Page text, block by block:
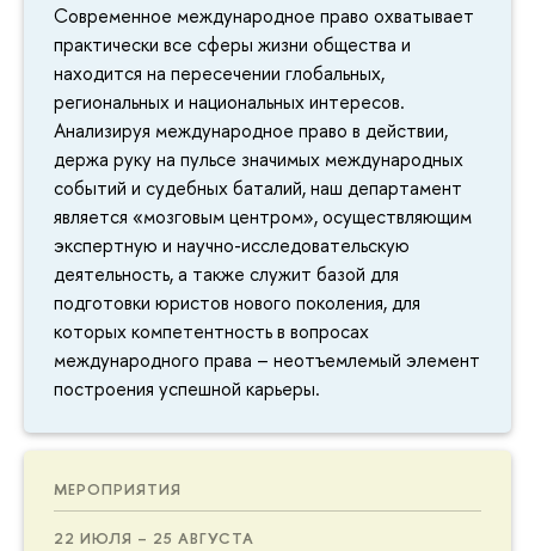
Современное международное право охватывает
практически все сферы жизни общества и
находится на пересечении глобальных,
региональных и национальных интересов.
Анализируя международное право в действии,
держа руку на пульсе значимых международных
событий и судебных баталий, наш департамент
является «мозговым центром», осуществляющим
экспертную и научно-исследовательскую
деятельность, а также служит базой для
подготовки юристов нового поколения, для
которых компетентность в вопросах
международного права – неотъемлемый элемент
построения успешной карьеры.
МЕРОПРИЯТИЯ
22 ИЮЛЯ – 25 АВГУСТА